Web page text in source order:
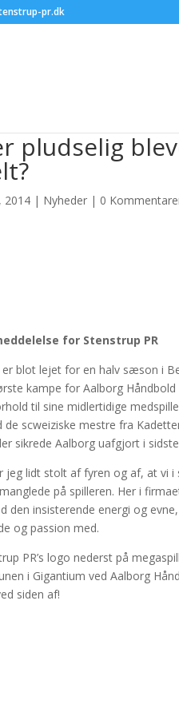
pr.dk
pludselig
2014 | Nyheder | 0
for Stenstrup PR
er blot lejet for en halv sæson i
kampe for Aalborg
til sine midlertidige
scweiziske mestre fra
sikrede Aalborg uafgjort i
jeg lidt stolt af fyren og af, at vi
på spilleren. Her i
den insisterende energi og
og passion med.
PR’s logo nederst på
i Gigantium ved Aalborg
siden af!